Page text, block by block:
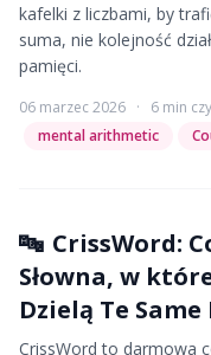
kafelki z liczbami, by
suma, nie kolejność
pamięci.
06 marzec 2026 · 6 min
mental arithmetic
🔤 CrissWord:
Słowna, w
Dzielą Te
CrissWord to darmowa